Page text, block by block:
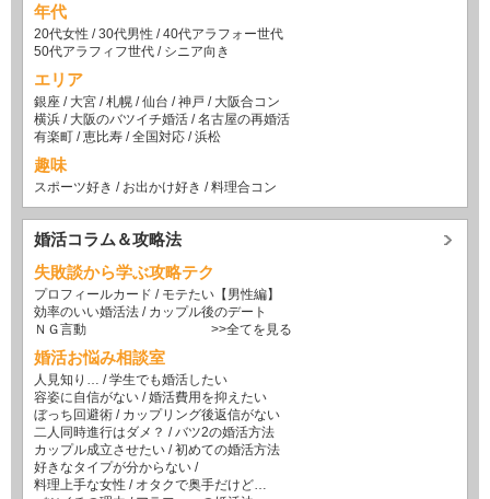
年代
20代女性 /30代男性 /40代アラフォー世代
50代アラフィフ世代 / シニア向き
エリア
銀座 / 大宮 /札幌 /仙台 /神戸 / 大阪合コン
横浜 / 大阪のバツイチ婚活 /名古屋の再婚活
有楽町 /恵比寿 /全国対応 /浜松
趣味
スポーツ好き / お出かけ好き /料理合コン
婚活コラム＆攻略法
失敗談から学ぶ攻略テク
プロフィールカード / モテたい【男性編】
効率のいい婚活法 / カップル後のデート
ＮＧ言動
>>全てを見る
婚活お悩み相談室
人見知り… /学生でも婚活したい
容姿に自信がない /婚活費用を抑えたい
ぼっち回避術 / カップリング後返信がない
二人同時進行はダメ？ /バツ2の婚活方法
カップル成立させたい /初めての婚活方法
好きなタイプが分からない /
料理上手な女性 / オタクで奥手だけど…